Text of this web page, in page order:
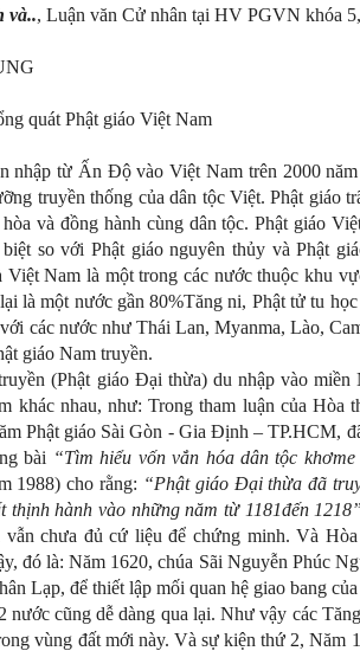
và.., Luận văn Cử nhân tại HV PGVN khóa
quát Phật giáo Việt Nam
nhập từ Ấn Độ vào Việt Nam trên 2000
truyền thống của dân tộc Việt. Phật giáo
và đồng hành cùng dân tộc. Phật giáo
so với Phật giáo nguyên thủy và Phật
Việt Nam là một trong các nước thuộc khu
là một nước gần 80%Tăng ni, Phật tử tu
các nước như Thái Lan, Myanma, Lào,
giáo Nam truyền.
(Phật giáo Đại thừa) du nhập vào
khác nhau, như: Trong tham luận của Hòa
Phật giáo Sài Gòn - Gia Định – TP.HCM,
bài “Tìm hiểu vốn vắn hóa dân tộc
1988) cho rằng: “Phật giáo Đại thừa đã
thịnh hành vào những năm từ 1181đến
vẫn chưa đủ cứ liệu để chứng minh. Và
đó là: Năm 1620, chúa Sãi Nguyễn Phúc
Lạp, để thiết lập mối quan hệ giao bang
nước cũng dễ dàng qua lại. Như vậy các
vùng đất mới này. Và sự kiện thứ 2, Năm